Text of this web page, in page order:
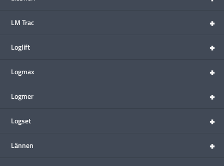
+
LM Trac
+
Loglift
+
Logmax
+
Logmer
+
Logset
+
Lännen